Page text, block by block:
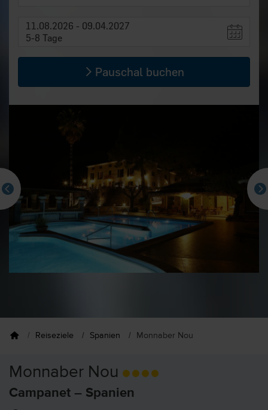
11.08.2026 - 09.04.2027
5-8 Tage
Pauschal buchen
Reiseziele Spanien Monnaber Nou
Monnaber Nou
Campanet – Spanien